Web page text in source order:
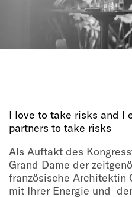
I love to take risks and I
partners to take risks
Als Auftakt des
Grand Dame der
französische Architektin
mit Ihrer Energie und